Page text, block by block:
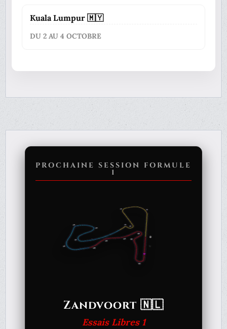
Kuala Lumpur 🇲🇾
DU 2 AU 4 OCTOBRE
PROCHAINE SESSION FORMULE
1
Zandvoort 🇳🇱
Essais Libres 1